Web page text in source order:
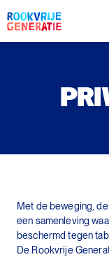
Met de beweging,
een samenleving
beschermd tegen
De Rookvrije